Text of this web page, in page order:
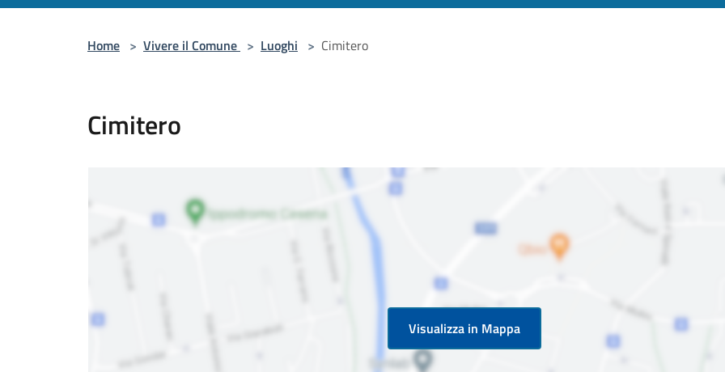
Home > Vivere il Comune > Luoghi > Cimitero
Cimitero
Visualizza in Mappa